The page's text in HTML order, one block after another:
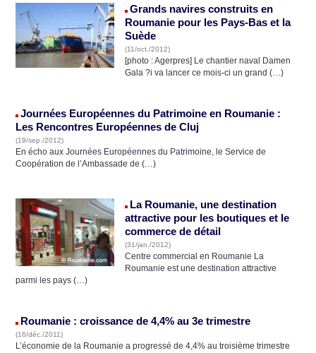
Grands navires construits en
Roumanie pour les Pays-Bas et la
Suède
(11/oct./2012)
[photo : Agerpres] Le chantier naval Damen
Gala ?i va lancer ce mois-ci un grand (…)
Journées Européennes du Patrimoine en Roumanie :
Les Rencontres Européennes de Cluj
(19/sep./2012)
En écho aux Journées Européennes du Patrimoine, le Service de
Coopération de l’Ambassade de (…)
La Roumanie, une destination
attractive pour les boutiques et le
commerce de détail
(31/jan./2012)
Centre commercial en Roumanie La
Roumanie est une destination attractive
parmi les pays (…)
Roumanie : croissance de 4,4% au 3e trimestre
(16/déc./2011)
L’économie de la Roumanie a progressé de 4,4% au troisième trimestre